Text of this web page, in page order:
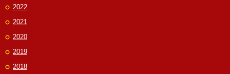
2022
2021
2020
2019
2018